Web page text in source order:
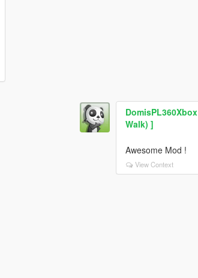
DomisPL360Xbox
Walk) ]
Awesome Mod !
View Context